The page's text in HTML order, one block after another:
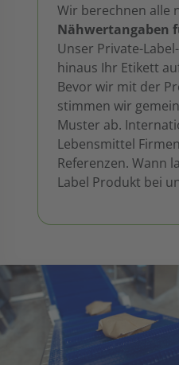
Wir berechnen alle
Nähwertangaben
Unser Private-
hinaus Ihr Etikett
Bevor wir mit der
stimmen wir
Muster ab.
Lebensmittel
Referenzen. Wann
Label Produkt bei